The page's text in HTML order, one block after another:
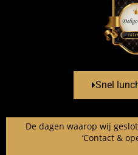
Snel
De dagen waarop wij
‘Contact &